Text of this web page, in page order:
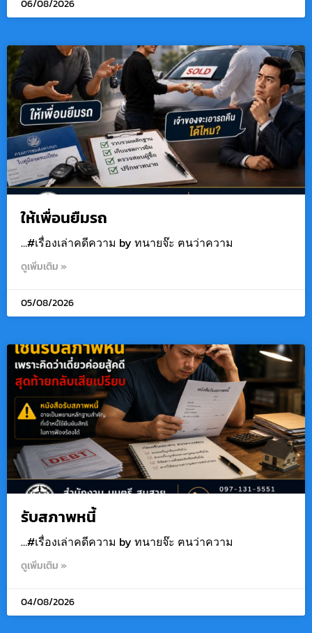
06/08/2026
ให้เพื่อนยืมรถ
…#เรื่องเล่าคดีความ by ทนายจ๊ะ ฅนว่าความ
ดูเพิ่มเติม »
05/08/2026
รับสภาพหนี้
…#เรื่องเล่าคดีความ by ทนายจ๊ะ ฅนว่าความ
ดูเพิ่มเติม »
04/08/2026